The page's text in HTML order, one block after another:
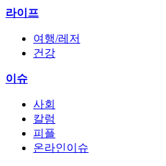
라이프
여행/레저
건강
이슈
사회
칼럼
피플
온라인이슈